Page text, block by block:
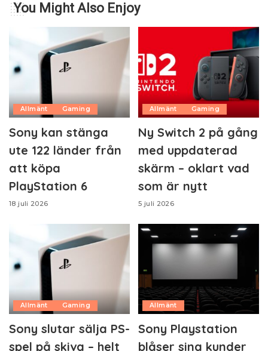
You Might Also Enjoy
Allmänt Gaming
Sony kan stänga
ute 122 länder från
att köpa
PlayStation 6
18 juli 2026
Allmänt Gaming
Ny Switch 2 på gång
med uppdaterad
skärm – oklart vad
som är nytt
5 juli 2026
Allmänt Gaming
Sony slutar sälja PS-
spel på skiva – helt
Allmänt
Sony Playstation
blåser sina kunder